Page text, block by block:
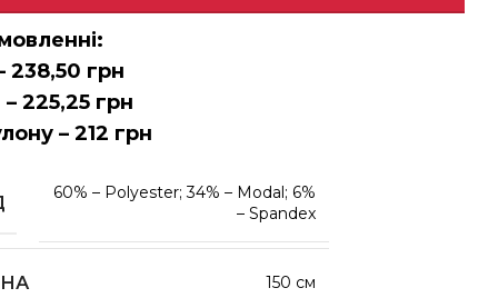
238,50 грн
– 225,25 грн
– 212 грн
60% – Polyester; 34% – Modal; 6%
– Spandex
150 см